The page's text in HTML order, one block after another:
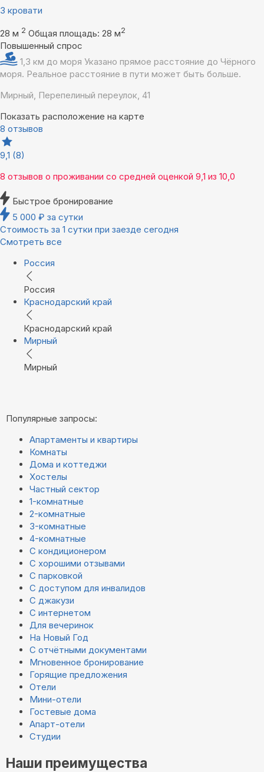
3 кровати
28 м 2 Общая площадь: 28 м2
Повышенный спрос
1,3 км до моря Указано прямое расстояние до Чёрного
моря. Реальное расстояние в пути может быть больше.
Мирный, Перепелиный переулок, 41
Показать расположение на карте
8 отзывов
9,1 (8)
8 отзывов о проживании со средней оценкой 9,1 из 10,0
Быстрое бронирование
5 000 ₽ за сутки
Стоимость за 1 сутки при заезде сегодня
Смотреть все
Россия
Россия
Краснодарский край
Краснодарский край
Мирный
Мирный
Популярные запросы:
Апартаменты и квартиры
Комнаты
Дома и коттеджи
Хостелы
Частный сектор
1-комнатные
2-комнатные
3-комнатные
4-комнатные
С кондиционером
С хорошими отзывами
С парковкой
С доступом для инвалидов
С джакузи
С интернетом
Для вечеринок
На Новый Год
С отчётными документами
Мгновенное бронирование
Горящие предложения
Отели
Мини-отели
Гостевые дома
Апарт-отели
Студии
Наши преимущества